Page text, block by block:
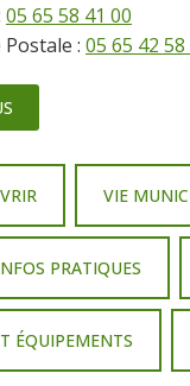
05 65 58 41 00
: 05 65 42 58
VIE
PRATIQUES
ÉQUIPEMENTS